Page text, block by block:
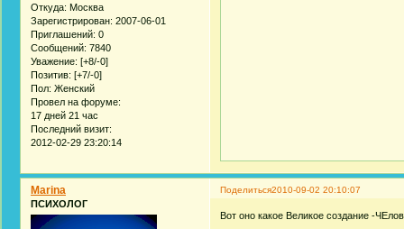
Откуда: Москва
Зарегистрирован: 2007-06-01
Приглашений: 0
Сообщений: 7840
Уважение: [+8/-0]
Позитив: [+7/-0]
Пол: Женский
Провел на форуме:
17 дней 21 час
Последний визит:
2012-02-29 23:20:14
Поделиться2010-09-02 20:10:07
Marina
ПСИХОЛОГ
Вот оно какое Великое создание -